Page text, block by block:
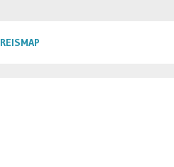
REISMAP